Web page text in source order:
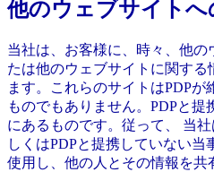
他のウェブサイトへ
当社は、お客様に、時々、他の
たは他のウェブサイトに関す
ます。これらのサイトはPDP
ものでもありません。PDPと
にあるものです。従って、 当
しくはPDPと提携していない
使用し、他の人とその情報を